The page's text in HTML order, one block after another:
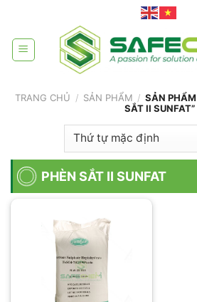
content
TRANG CHỦ / SẢN PHẨM / SẢN
SẮT II SUNFAT”
PHÈN SẮT II SUNFAT